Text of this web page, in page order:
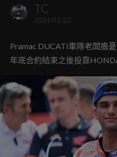
TC
2024/01/22
Pramac DUCATI車隊老闆擔
年底合約結束之後投靠